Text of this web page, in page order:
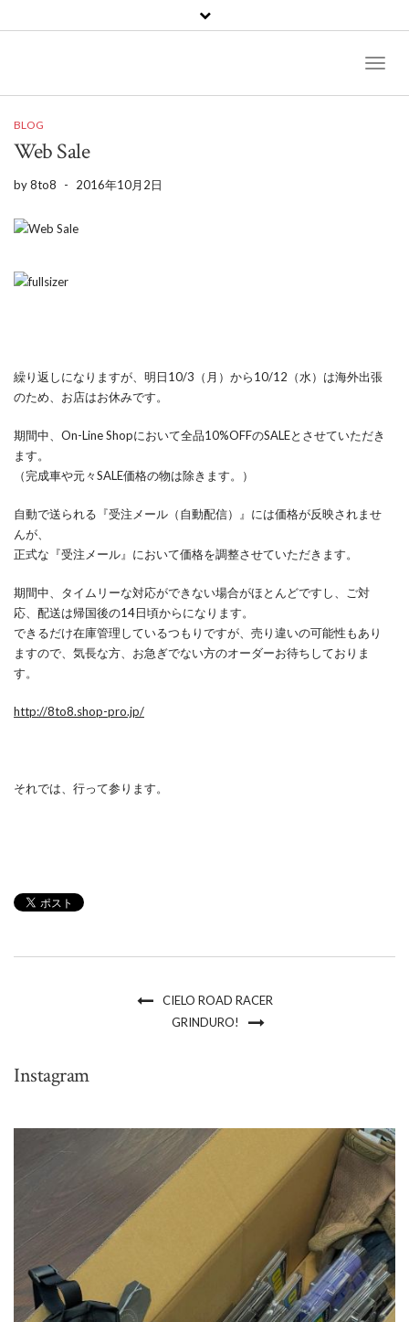
BLOG
Web Sale
by8to8 - 2016年10月2日
繰り返しになりますが、明日10/3（月）から10/12（水）は海外出張
のため、お店はお休みです。
期間中、On-Line Shopにおいて全品10%OFFのSALEとさせていただき
ます。
（完成車や元々SALE価格の物は除きます。）
自動で送られる『受注メール（自動配信）』には価格が反映されませ
んが、
正式な『受注メール』において価格を調整させていただきます。
期間中、タイムリーな対応ができない場合がほとんどですし、ご対
応、配送は帰国後の14日頃からになります。
できるだけ在庫管理しているつもりですが、売り違いの可能性もあり
ますので、気長な方、お急ぎでない方のオーダーお待ちしておりま
す。
http://8to8.shop-pro.jp/
それでは、行って参ります。
CIELO ROAD RACER
GRINDURO!
Instagram